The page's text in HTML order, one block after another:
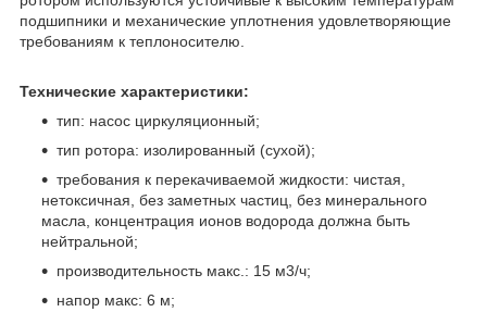
подшипники и механические уплотнения удовлетворяющие
требованиям к теплоносителю.
Технические характеристики:
тип: насос циркуляционный;
тип ротора: изолированный (сухой);
требования к перекачиваемой жидкости: чистая,
нетоксичная, без заметных частиц, без минерального
масла, концентрация ионов водорода должна быть
нейтральной;
производительность макс.: 15 м3/ч;
напор макс: 6 м;